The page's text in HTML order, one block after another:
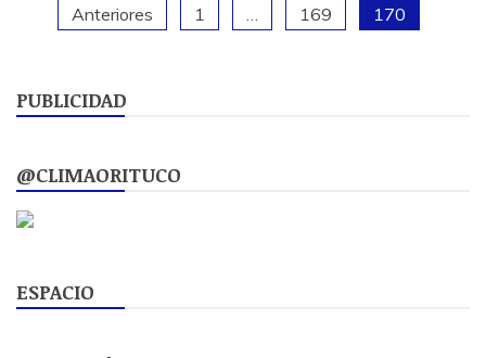
Paginación
entradas
Anteriores 1 169 170
PUBLICIDAD
@CLIMAORITUCO
ESPACIO